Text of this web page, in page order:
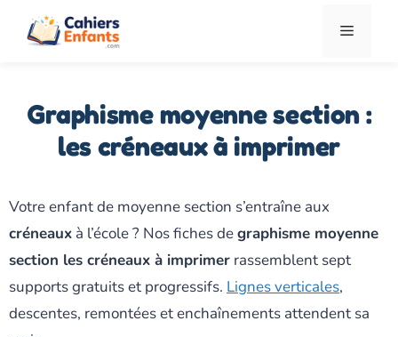
Menu
Graphisme moyenne section :
les créneaux à imprimer
Votre enfant de moyenne section s’entraîne aux
créneaux à l’école ? Nos fiches degraphisme moyenne
section les créneaux à imprimer rassemblent sept
supports gratuits et progressifs. Lignes verticales,
descentes, remontées et enchaînements attendent sa